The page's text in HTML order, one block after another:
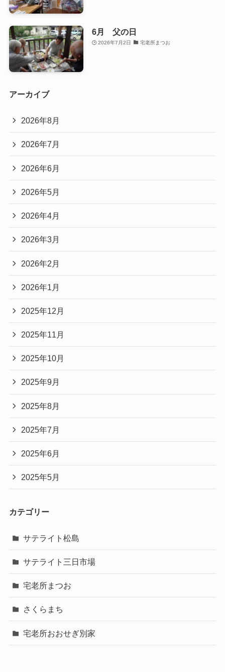
6月 父の日
2026年7月2日 宅老所まつお
アーカイブ
2026年8月
2026年7月
2026年6月
2026年5月
2026年4月
2026年3月
2026年2月
2026年1月
2025年12月
2025年11月
2025年10月
2025年9月
2025年8月
2025年7月
2025年6月
2025年5月
カテゴリー
サテライト松島
サテライト三日市場
宅老所まつお
さくらまち
宅老所おおせぎ別家